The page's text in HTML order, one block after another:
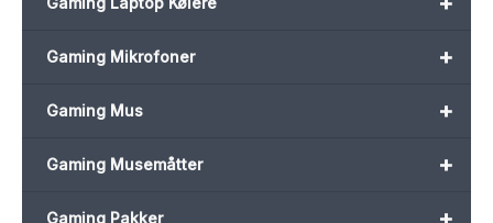
+
Gaming Mikrofoner
+
Gaming Mus
+
Gaming Musemåtter
Gaming Pakker